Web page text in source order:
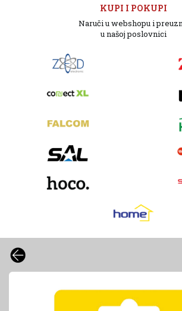
KUPI I POKUPI
Naruči u webshopu i
u našoj poslovnici